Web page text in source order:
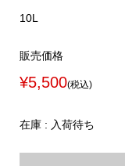
10L
販売価格
¥5,500(税込)
在庫 : 入荷待ち